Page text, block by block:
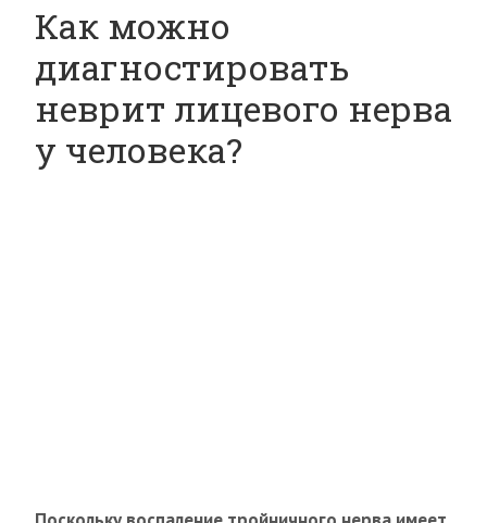
Как можно
диагностировать
неврит лицевого нерва
у человека?